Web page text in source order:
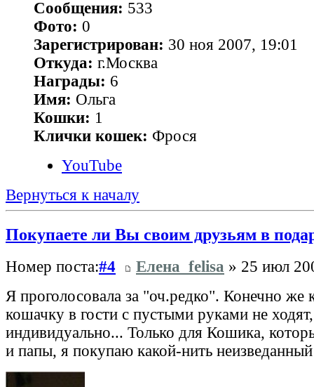
Сообщения: 533
Фото: 0
Зарегистрирован: 30 ноя 2007, 19:01
Откуда: г.Москва
Награды: 6
Имя: Ольга
Кошки: 1
Клички кошек: Фрося
YouTube
Вернуться к началу
Покупаете ли Вы своим друзьям в
Номер поста:#4 Елена_felisa » 25 июл
Я проголосовала за "оч.редко". Конечно же
кошачку в гости с пустыми руками не
индивидуально... Только для Кошика,
и папы, я покупаю какой-нить